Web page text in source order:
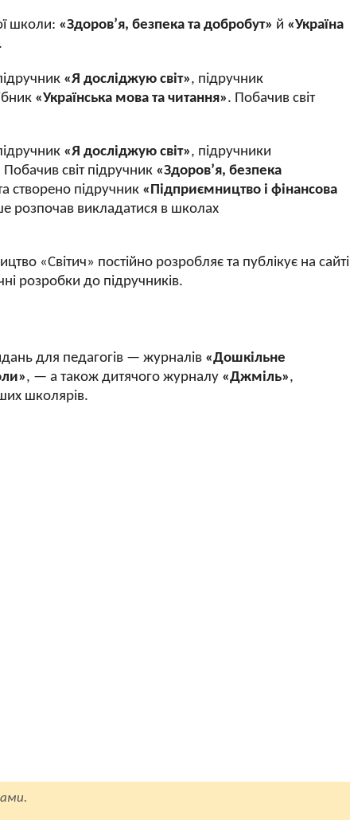
школи: «Здоров’я, безпека та добробут» й «Україна
«Я досліджую світ», підручник
«Українська мова та читання». Побачив світ
«Я досліджую світ», підручники
світ підручник «Здоров’я, безпека
створено підручник «Підприємництво і фінансова
розпочав викладатися в школах
«Світич» постійно розробляє та публікує на сайті
розробки до підручників.
для педагогів — журналів «Дошкільне
, — а такождитячого журналу «Джміль»,
школярів.